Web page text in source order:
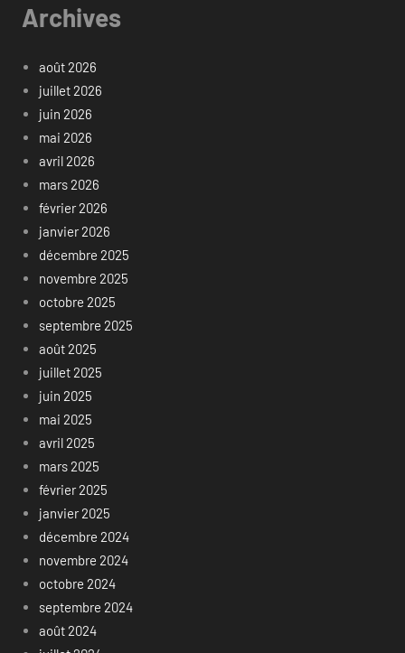
Archives
août 2026
juillet 2026
juin 2026
mai 2026
avril 2026
mars 2026
février 2026
janvier 2026
décembre 2025
novembre 2025
octobre 2025
septembre 2025
août 2025
juillet 2025
juin 2025
mai 2025
avril 2025
mars 2025
février 2025
janvier 2025
décembre 2024
novembre 2024
octobre 2024
septembre 2024
août 2024